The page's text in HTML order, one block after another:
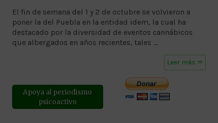
El fin de semana del 1 y 2 de octubre se volvieron a
poner la del Puebla en la entidad idem, la cual ha
destacado por la diversidad de eventos cannábicos
que albergados en años recientes, tales …
Leer más ➱
Apoya al periodismo
psicoactivo